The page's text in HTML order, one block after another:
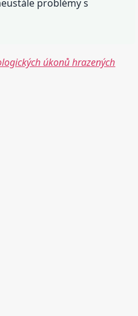
problémy s
úkonů hrazených